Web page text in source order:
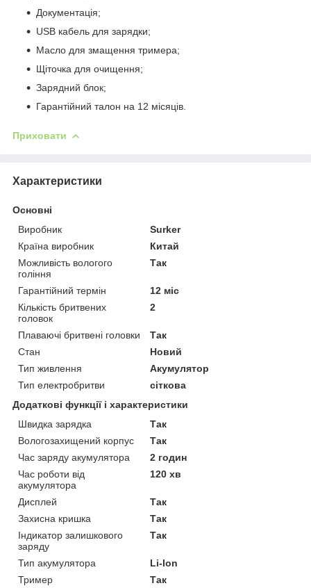
Документація;
USB кабель для зарядки;
Масло для змащення тримера;
Щіточка для очищення;
Зарядний блок;
Гарантійний талон на 12 місяців.
Приховати
Характеристики
Основні
Виробник
Surker
Країна виробник
Китай
Можливість вологого
гоління
Так
Гарантійний термін
12 міс
Кількість бритвених
головок
2
Плаваючі бритвені головки
Так
Стан
Новий
Тип живлення
Акумулятор
Тип електробритви
сіткова
Додаткові функції і характеристики
Швидка зарядка
Так
Вологозахищений корпус
Так
Час заряду акумулятора
2 годин
Час роботи від
акумулятора
120 хв
Дисплей
Так
Захисна кришка
Так
Індикатор залишкового
заряду
Так
Тип акумулятора
Li-Ion
Тример
Так